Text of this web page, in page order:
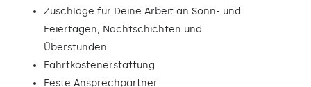
Zuschläge für Deine Arbeit an Sonn- und
Feiertagen, Nachtschichten und
Überstunden
Fahrtkostenerstattung
Feste Ansprechpartner